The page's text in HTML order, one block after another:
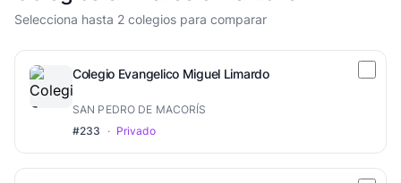
Selecciona hasta 2 colegios para comparar
Colegio Evangelico Miguel Limardo
SAN PEDRO DE MACORÍS
#233
· Privado